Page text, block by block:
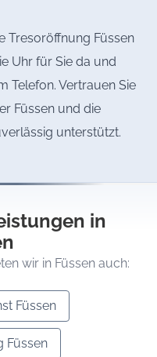
Tresoröffnung Füssen
Uhr für Sie da und
Telefon. Vertrauen Sie
Füssen und die
unterstützt.
in
wir in Füssen auch:
Füssen
Füssen